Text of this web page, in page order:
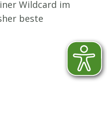
Wildcard im
beste